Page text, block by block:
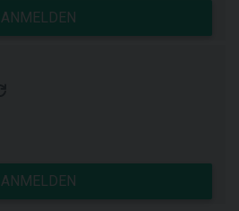
ANMELDEN
ANMELDEN